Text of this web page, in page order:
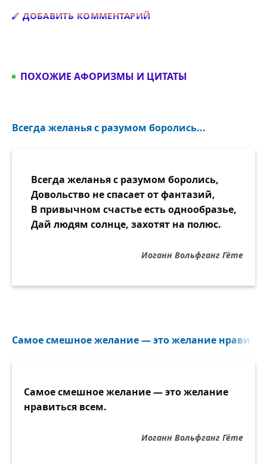
ДОБАВИТЬ КОММЕНТАРИЙ
ПОХОЖИЕ АФОРИЗМЫ И ЦИТАТЫ
Всегда желанья с разумом боролись...
Всегда желанья с разумом боролись,
Довольство не спасает от фантазий,
В привычном счастье есть однообразье,
Дай людям солнце, захотят на полюс.
Иоганн Вольфганг Гёте
Самое смешное желание — это желание
Самое смешное желание — это желание
нравиться всем.
Иоганн Вольфганг Гёте